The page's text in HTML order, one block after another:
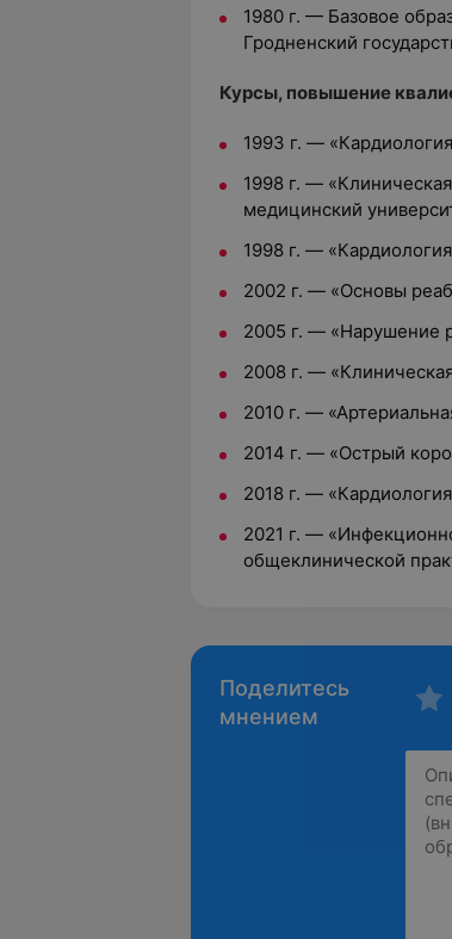
1980 г. — Базовое
Гродненский
Курсы, повышение
1993 г. —
1998 г. —
медицинский
1998 г. —
2002 г. — «Основы
2005 г. — «Нарушение
2008 г. —
2010 г. —
2014 г. — «Острый
2018 г. —
2021 г. —
общеклинической
Поделитесь
мнением